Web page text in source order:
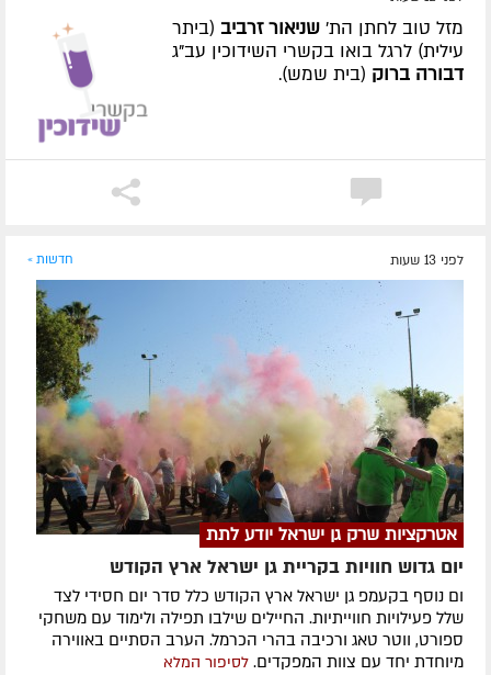
מזל טוב לחתן הת' שניאור זרביב (ביתר
עילית) לרגל בואו בקשרי השידוכין עב"ג
דבורה ברוק (בית שמש).
לפני 13 שעות חדשות »
אטרקציות שרק גן ישראל יודע לתת
יום גדוש חוויות בקריית גן ישראל ארץ הקודש
ום נוסף בקעמפ גן ישראל ארץ הקודש כלל סדר יום חסידי לצד
שלל פעילויות חווייתיות. החיילים שילבו תפילה ולימוד עם משחקי
ספורט, ווטר טאג ורכיבה בהרי הכרמל. הערב הסתיים באווירה
מיוחדת יחד עם צוות המפקדים. לסיפור המלא